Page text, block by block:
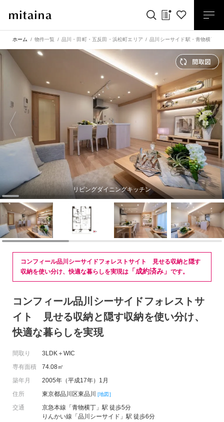
ホーム 物件一覧 品川・田町・五反田・浜松町エリア 品川シーサイド駅 ・青物横丁駅
リビングダイニングキッチン
コンフィール品川シーサイドフォレストサイト 見せる収納と隠す
収納を使い分け、快適な暮らしを実現は 「成約済み」 です。
コンフィール品川シーサイドフォレストサ
イト 見せる収納と隠す収納を使い分け、
快適な暮らしを実現
間取り
3LDK＋WIC
専有面積
74.08㎡
築年月
2005年（平成17年）1月
住所
東京都品川区東品川 [地図]
交通
京急本線「青物横丁」駅 徒歩5分
りんかい線「品川シーサイド」駅 徒歩6分